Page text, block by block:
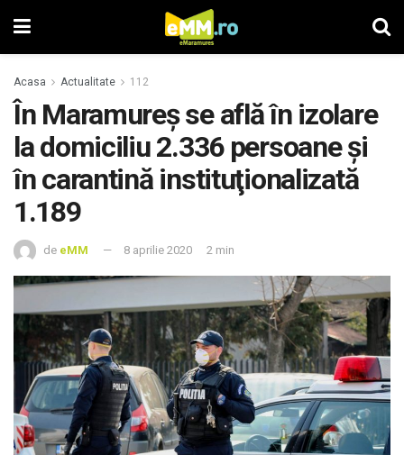
Acasa Actualitate 112
În Maramureş se află în izolare
la domiciliu 2.336 persoane şi
în carantină instituţionalizată
1.189
de eMM 8 aprilie 2020 2 min